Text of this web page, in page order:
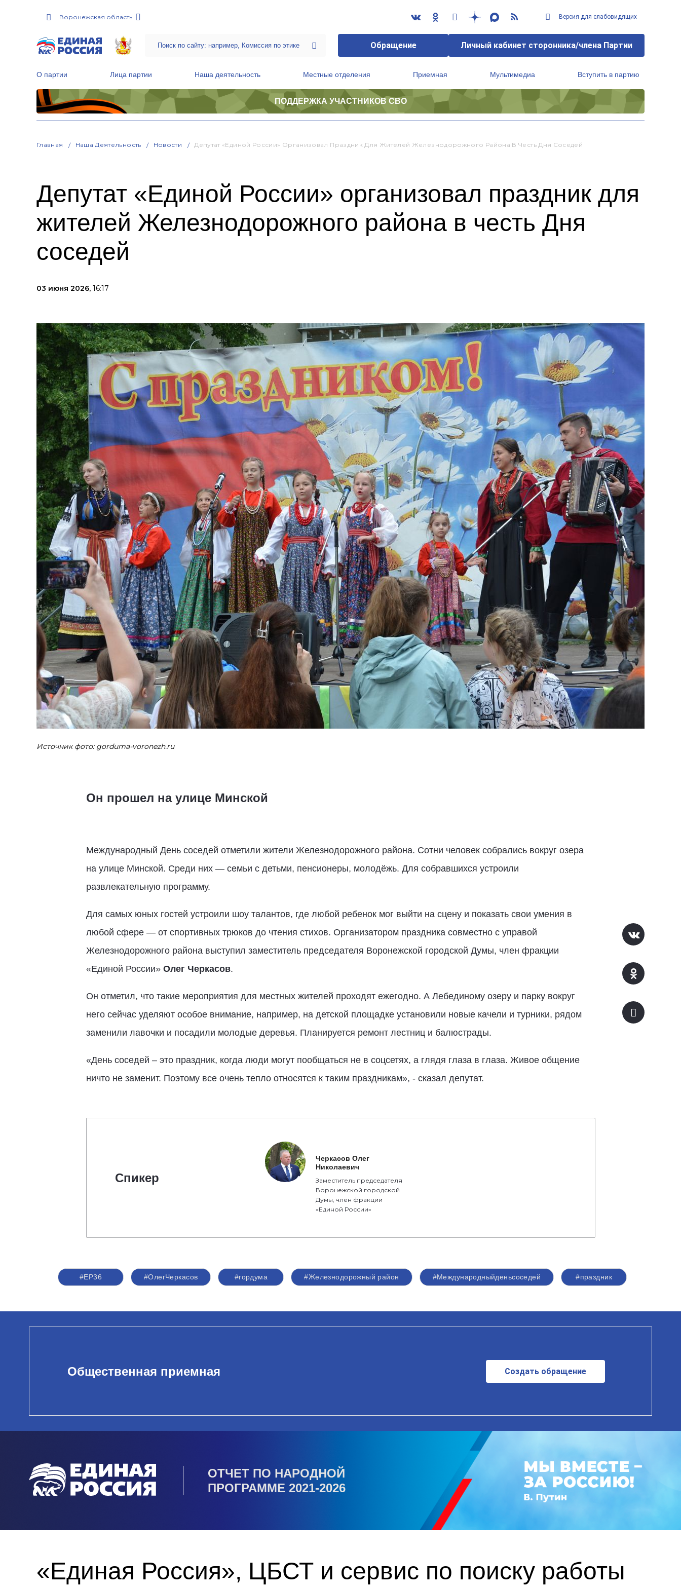
Воронежская область Версия для слабовидящих
Обращение Личный кабинет сторонника/члена Партии
О партии Лица партии Наша деятельность Местные отделения Приемная Мультимедиа Вступить в партию
ПОДДЕРЖКА УЧАСТНИКОВ СВО
Главная Наша Деятельность Новости Депутат «Единой России» Организовал Праздник Для Жителей Железнодорожного Района В Честь Дня Соседей
Депутат «Единой России» организовал праздник для
жителей Железнодорожного района в честь Дня
соседей
03 июня 2026, 16:17
Источник фото: gorduma-voronezh.ru
Он прошел на улице Минской
Международный День соседей отметили жители Железнодорожного района. Сотни человек собрались вокруг озера
на улице Минской. Среди них — семьи с детьми, пенсионеры, молодёжь. Для собравшихся устроили
развлекательную программу.
Для самых юных гостей устроили шоу талантов, где любой ребенок мог выйти на сцену и показать свои умения в
любой сфере — от спортивных трюков до чтения стихов. Организатором праздника совместно с управой
Железнодорожного района выступил заместитель председателя Воронежской городской Думы, член фракции
«Единой России» Олег Черкасов.
Он отметил, что такие мероприятия для местных жителей проходят ежегодно. А Лебединому озеру и парку вокруг
него сейчас уделяют особое внимание, например, на детской площадке установили новые качели и турники, рядом
заменили лавочки и посадили молодые деревья. Планируется ремонт лестниц и балюстрады.
«День соседей – это праздник, когда люди могут пообщаться не в соцсетях, а глядя глаза в глаза. Живое общение
ничто не заменит. Поэтому все очень тепло относятся к таким праздникам», - сказал депутат.
Спикер
Черкасов Олег
Николаевич
Заместитель председателя
Воронежской городской
Думы, член фракции
«Единой России»
#ЕР36 #ОлегЧеркасов #гордума #Железнодорожный район #Международныйденьсоседей #праздник
Общественная приемная Создать обращение
ОТЧЕТ ПО НАРОДНОЙ
ПРОГРАММЕ 2021-2026
«Единая Россия», ЦБСТ и сервис по поиску работы